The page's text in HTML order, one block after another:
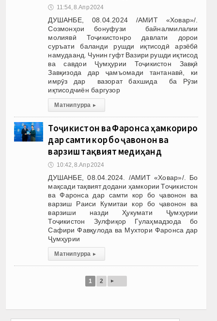
🕔 11:54, 8.Апр 2024
ДУШАНБЕ, 08.04.2024 /АМИТ «Ховар»/.
Созмонҳои бонуфузи байналмилалии
молиявӣ Тоҷикистонро давлати дорои
суръати баланди рушди иқтисодӣ арзёбӣ
намудаанд. Чунин гуфт Вазири рушди иқтисод
ва савдои Ҷумҳурии Тоҷикистон Завқӣ
Завқизода дар ҷамъомади тантанавӣ, ки
имрӯз дар вазорат бахшида ба Рӯзи
иқтисодчиён баргузор
Матни пурра ▸
Тоҷикистон ва Фаронса ҳамкориро
дар самти кор бо ҷавонон ва
варзиш тақвият медиҳанд
🕔 10:42, 8.Апр 2024
ДУШАНБЕ, 08.04.2024. /АМИТ «Ховар»/. Бо
мақсади тақвият додани ҳамкории Тоҷикистон
ва Фаронса дар самти кор бо ҷавонон ва
варзиш Раиси Кумитаи кор бо ҷавонон ва
варзиши назди Ҳукумати Ҷумҳурии
Тоҷикистон Зулфиқор Гулаҳмадзода бо
Сафири Фавқулода ва Мухтори Фаронса дар
Ҷумҳурии
Матни пурра ▸
1 2 ▸